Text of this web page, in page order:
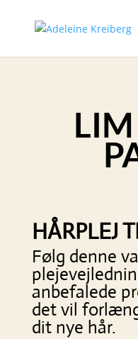
LIM
HÅRPLEJ
Følg denne
anbefalede
det vil
dit nye hår.